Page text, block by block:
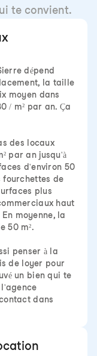
te convient.
dépend
la taille
moyen dans
/ m² par an. Ça
des locaux
par an jusqu'à
d'environ 50
fourchettes de
plus
haut
moyenne, la
50 m².
penser à la
de loyer pour
un bien qui te
dans